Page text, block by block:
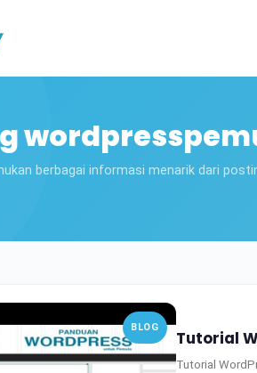
berbagai informasi menarik dari
BLOG
Tutorial
Tutorial